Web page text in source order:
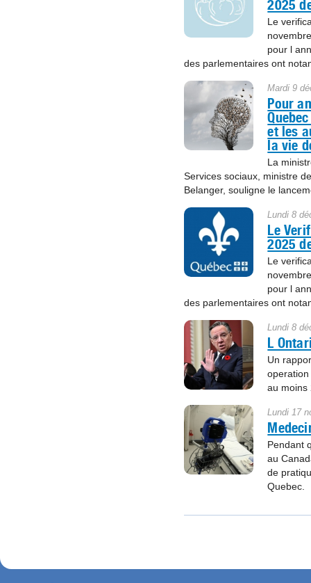
2025
Le
pour l
des parlementaires ont
Mardi 9
Pour
et les
la vie
La
Services sociaux, ministre
Belanger, souligne le
Lundi 8
Le
2025
Le
pour l
des parlementaires ont
Lundi 8
L
Un
au moins
Lundi 17
Pendant
au
de
Quebec.